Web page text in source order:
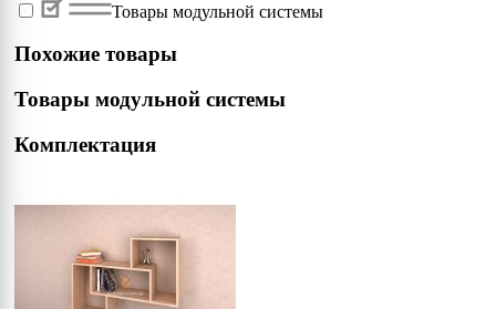
Товары модульной системы
Похожие товары
Товары модульной системы
Комплектация